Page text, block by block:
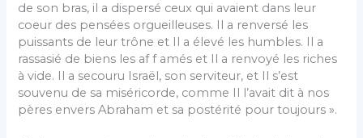
de son bras, il a dispersé ceux qui avaient dans leur
coeur des pensées orgueilleuses. Il a renversé les
puissants de leur trône et Il a élevé les humbles. Il a
rassasié de biens les af f amés et Il a renvoyé les riches
à vide. Il a secouru Israël, son serviteur, et Il s’est
souvenu de sa miséricorde, comme Il l’avait dit à nos
pères envers Abraham et sa postérité pour toujours ».